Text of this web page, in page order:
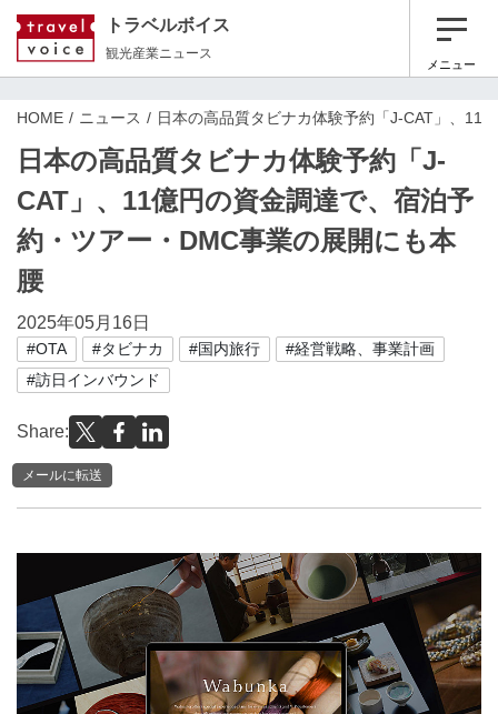
トラベルボイス
観光産業ニュース
メニュー
HOME ニュース 日本の高品質タビナカ体験予約「J-CAT」、11
日本の高品質タビナカ体験予約「J-
CAT」、11億円の資金調達で、宿泊予
約・ツアー・DMC事業の展開にも本
腰
2025年05月16日
#OTA #タビナカ #国内旅行
#経営戦略、事業計画
#訪日インバウンド
Share:
メールに転送